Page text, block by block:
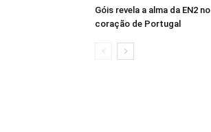
Góis revela a alma da EN2 no
coração de Portugal